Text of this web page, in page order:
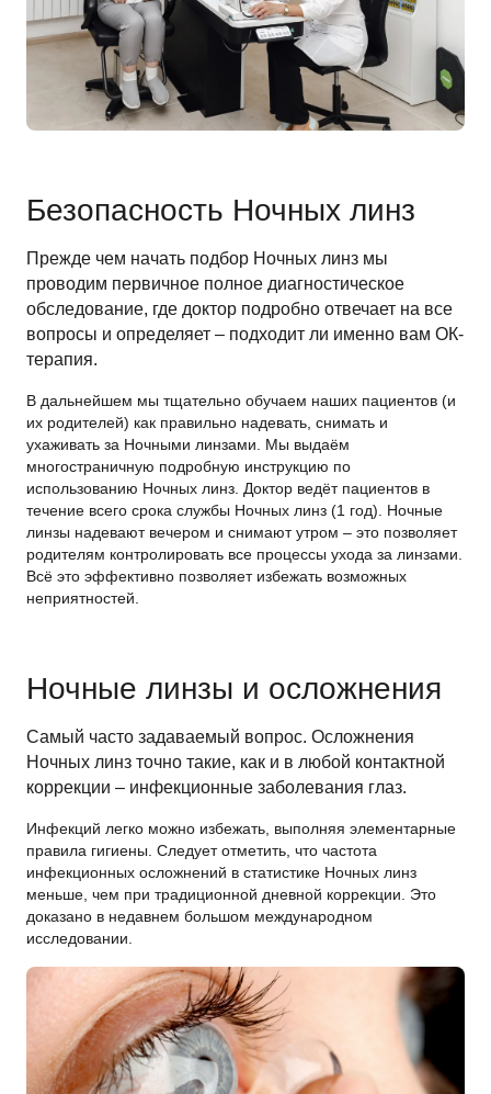
Безопасность Ночных линз
Прежде чем начать подбор Ночных линз мы
проводим первичное полное диагностическое
обследование, где доктор подробно отвечает на все
вопросы и определяет – подходит ли именно вам ОК-
терапия.
В дальнейшем мы тщательно обучаем наших пациентов (и
их родителей) как правильно надевать, снимать и
ухаживать за Ночными линзами. Мы выдаём
многостраничную подробную инструкцию по
использованию Ночных линз. Доктор ведёт пациентов в
течение всего срока службы Ночных линз (1 год). Ночные
линзы надевают вечером и снимают утром – это позволяет
родителям контролировать все процессы ухода за линзами.
Всё это эффективно позволяет избежать возможных
неприятностей.
Ночные линзы и осложнения
Самый часто задаваемый вопрос. Осложнения
Ночных линз точно такие, как и в любой контактной
коррекции – инфекционные заболевания глаз.
Инфекций легко можно избежать, выполняя элементарные
правила гигиены. Следует отметить, что частота
инфекционных осложнений в статистике Ночных линз
меньше, чем при традиционной дневной коррекции. Это
доказано в недавнем большом международном
исследовании.